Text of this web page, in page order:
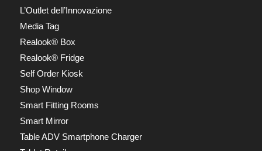
L’Outlet dell’Innovazione
Media Tag
Realook® Box
Realook® Fridge
Self Order Kiosk
Shop Window
Smart Fitting Rooms
Smart Mirror
Table ADV Smartphone Charger